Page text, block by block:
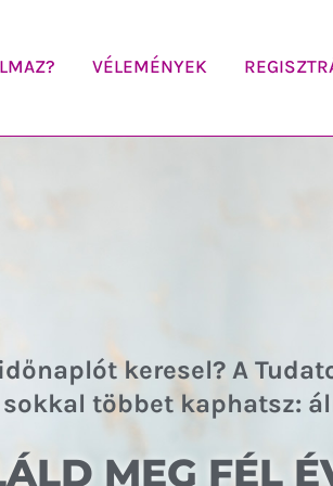
VÉLEMÉNYEK
keresel? A
többet kaphatsz:
MEG FÉL